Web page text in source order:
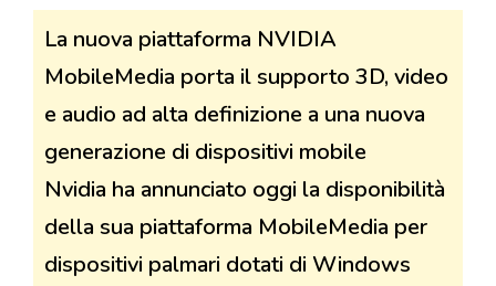
La nuova piattaforma NVIDIA
MobileMedia porta il supporto 3D, video
e audio ad alta definizione a una nuova
generazione di dispositivi mobile
Nvidia ha annunciato oggi la disponibilità
della sua piattaforma MobileMedia per
dispositivi palmari dotati di Windows